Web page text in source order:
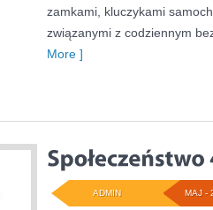
zamkami, kluczykami
związanymi z codziennym
More ]
MAJ -
ADMIN